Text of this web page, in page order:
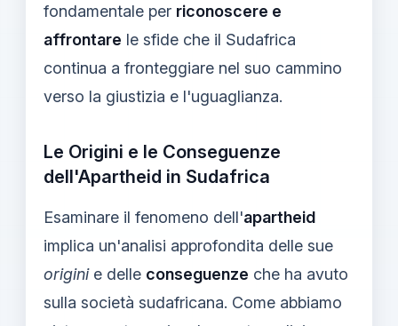
fondamentale per riconoscere e
affrontare le sfide che il Sudafrica
continua a fronteggiare nel suo cammino
verso la giustizia e l'uguaglianza.
Le Origini e le Conseguenze
dell'Apartheid in Sudafrica
Esaminare il fenomeno dell'apartheid
implica un'analisi approfondita delle sue
originie delle conseguenze che ha avuto
sulla società sudafricana. Come abbiamo